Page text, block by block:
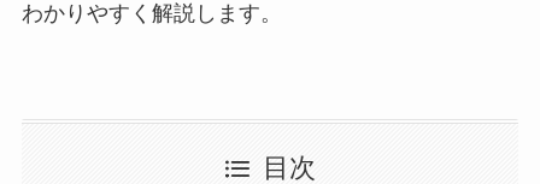
わかりやすく解説します。
目次